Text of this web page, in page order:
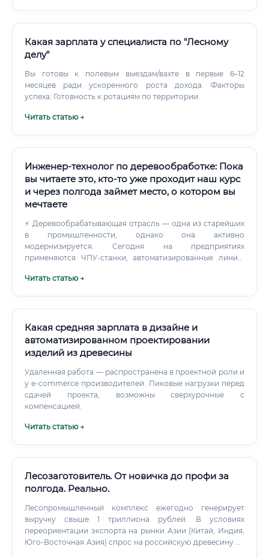
Какая зарплата у специалиста по "Лесному
делу"
Вы готовы к полевым выездам/вахте в первые 6–12
месяцев ради ускоренного роста дохода. Факторы
успеха: Готовность к ротациям по территории.
Читать статью →
Инженер-технолог по деревообработке: Пока
вы читаете это, кто-то уже проходит наш курс
и через полгода займет место, о котором вы
мечтаете
⚡ Деревообрабатывающая отрасль — одна из старейших
в промышленности, однако она активно
модернизируется. Сегодня на предприятиях
применяются ЧПУ-станки, автоматизированные линии,
производством. Именно технолог является связующим
Читать статью →
Какая средняя зарплата в дизайне и
автоматизированном проектировании
изделий из древесины
Удаленная работа — распространена в проектной роли и
у e‑commerce производителей. Пиковые нагрузки перед
сдачей проекта, возможны сверхурочные с
компенсацией.
Читать статью →
Лесозаготовитель. От новичка до профи за
полгода. Реально.
Лесопромышленный комплекс ежегодно генерирует
выручку свыше 1 триллиона рублей. В условиях
переориентации экспорта на рынки Азии (Китай, Индия,
Юго-Восточная Азия) спрос на российскую древесину не